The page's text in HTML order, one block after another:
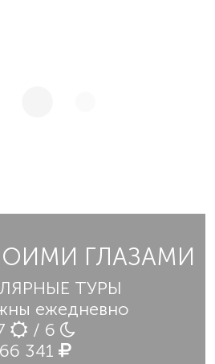
ГЛАЗАМИ
ТУРЫ
ежедневно
/ 6
66 341